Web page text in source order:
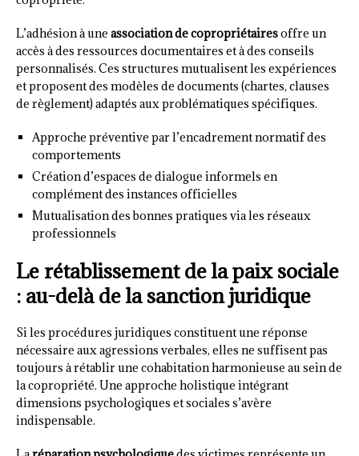
L’adhésion à une association de copropriétairesoffre un
accès à des ressources documentaires et à des conseils
personnalisés. Ces structures mutualisent les expériences
et proposent des modèles de documents (chartes, clauses
de règlement) adaptés aux problématiques spécifiques.
Approche préventive par l’encadrement normatif des
comportements
Création d’espaces de dialogue informels en
complément des instances officielles
Mutualisation des bonnes pratiques via les réseaux
professionnels
Le rétablissement de la paix sociale
: au-delà de la sanction juridique
Si les procédures juridiques constituent une réponse
nécessaire aux agressions verbales, elles ne suffisent pas
toujours à rétablir une cohabitation harmonieuse au sein de
la copropriété. Une approche holistique intégrant
dimensions psychologiques et sociales s’avère
indispensable.